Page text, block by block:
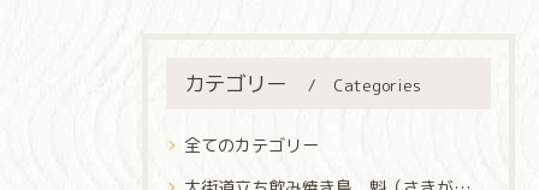
カテゴリー Categories
全てのカテゴリー